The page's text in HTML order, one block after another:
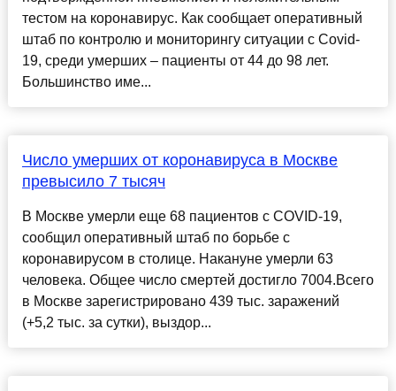
тестом на коронавирус. Как сообщает оперативный
штаб по контролю и мониторингу ситуации с Сovid-
19, среди умерших – пациенты от 44 до 98 лет.
Большинство име...
Число умерших от коронавируса в Москве
превысило 7 тысяч
В Москве умерли еще 68 пациентов с COVID-19,
сообщил оперативный штаб по борьбе с
коронавирусом в столице. Накануне умерли 63
человека. Общее число смертей достигло 7004.Всего
в Москве зарегистрировано 439 тыс. заражений
(+5,2 тыс. за сутки), выздор...